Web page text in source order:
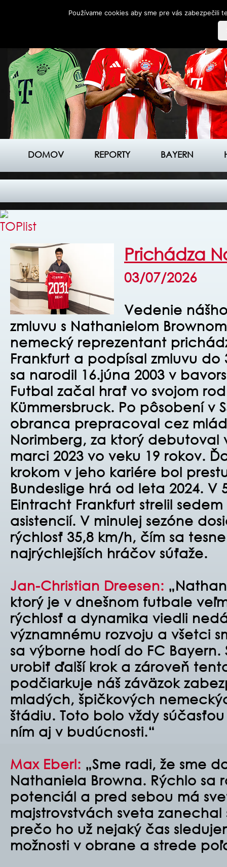
DOMOV REPORTY BAYERN
Prichádza
03/07/2026
Vedenie
zmluvu s Nathanielom
nemecký reprezentant
Frankfurt a podpísal zmluvu do
sa narodil 16.júna 2003 v
Futbal začal hrať vo svojom
Kümmersbruck. Po pôsobení v
obranca prepracoval cez
Norimberg, za ktorý debutoval
marci 2023 vo veku 19 rokov.
krokom v jeho kariére bol
Bundeslige hrá od leta 2024. V
Eintracht Frankfurt strelil
asistencií. V minulej sezóne
rýchlosť 35,8 km/h, čím sa
najrýchlejších hráčov súťaže.
Jan-Christian Dreesen:
ktorý je v dnešnom futbale
rýchlosť a dynamika viedli
významnému rozvoju a všetci
sa výborne hodí do FC
urobiť ďalší krok a zároveň
podčiarkuje náš záväzok
mladých, špičkových
štádiu. Toto bolo vždy
ním aj v budúcnosti.“
Max Eberl: „Sme radi, že sme
Nathaniela Browna. Rýchlo sa
potenciál a pred sebou má
majstrovstvách sveta zanechal
prečo ho už nejaký čas
možnosti v obrane a strede
Používame cookies aby sme pre vás zabezpečili